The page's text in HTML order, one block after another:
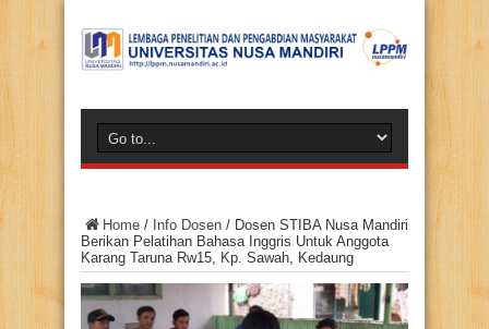
Home / Info Dosen / Dosen STIBA Nusa Mandiri
Berikan Pelatihan Bahasa Inggris Untuk Anggota
Karang Taruna Rw15, Kp. Sawah, Kedaung